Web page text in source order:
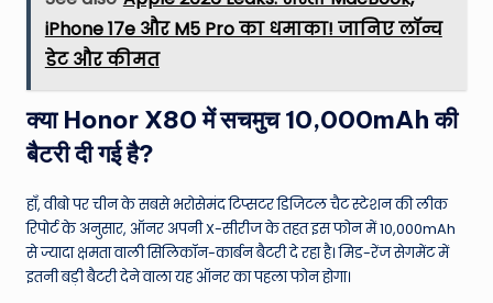
iPhone 17e और M5 Pro का धमाका! जानिए लॉन्च
डेट और कीमत
क्या Honor X80 में सचमुच 10,000mAh की
बैटरी दी गई है?
हाँ, वीबो पर चीन के सबसे भरोसेमंद टिप्सटर डिजिटल चैट स्टेशन की लीक
रिपोर्ट के अनुसार, ऑनर अपनी X-सीरीज के तहत इस फोन में 10,000mAh
से ज्यादा क्षमता वाली सिलिकॉन-कार्बन बैटरी दे रहा है। मिड-रेंज सेगमेंट में
इतनी बड़ी बैटरी देने वाला यह ऑनर का पहला फोन होगा।